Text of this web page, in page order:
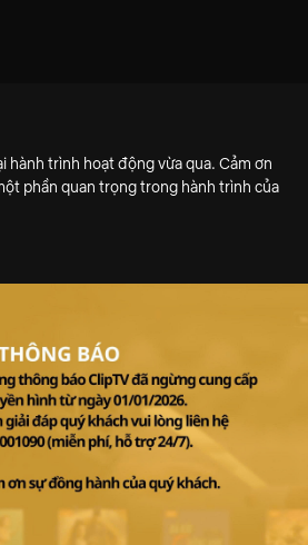
hành trình hoạt động vừa qua. Cảm ơn
phần quan trọng trong hành trình của